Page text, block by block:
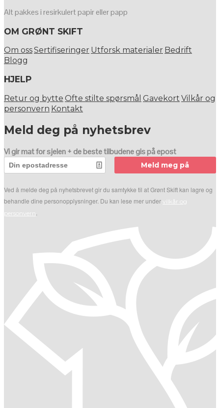
Alt pakkes i resirkulert papir eller papp
OM GRØNT SKIFT
Om ossSertifiseringer Utforsk materialer Bedrift
Blogg
HJELP
Retur og bytte Ofte stilte spørsmål Gavekort Vilkår og
personvern Kontakt
Meld deg på nyhetsbrev
Vi gir mat for sjelen + de beste tilbudene gis på epost
Meld meg på
Ved å melde deg på nyhetsbrevet gir du samtykke til at Grønt Skift kan lagre og
behandle dine personopplysninger. Du kan lese mer under vilkår og
personvern